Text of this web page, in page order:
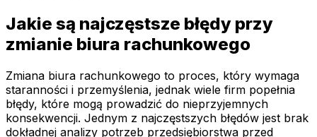
Jakie są najczęstsze błędy przy
zmianie biura rachunkowego
Zmiana biura rachunkowego to proces, który wymaga
staranności i przemyślenia, jednak wiele firm popełnia
błędy, które mogą prowadzić do nieprzyjemnych
konsekwencji. Jednym z najczęstszych błędów jest brak
dokładnej analizy potrzeb przedsiębiorstwa przed